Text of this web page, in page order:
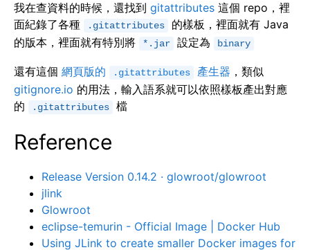
我在查資料的時候，還找到 gitattributes 這個 repo，裡
面紀錄了各種
.gitattributes
的樣板，裡面就有 Java
的版本，裡面就有特別將
*.jar 設定為 binary
還有這個 網頁版的 .gitattributes 產生器 ，類似
gitignore.io 的用法，輸入語系就可以依照樣板產出對應
的
.gitattributes 檔
Reference
Release Version 0.14.2 · glowroot/glowroot
jlink
Glowroot
eclipse-temurin - Official Image | Docker Hub
Using JLink to create smaller Docker images for